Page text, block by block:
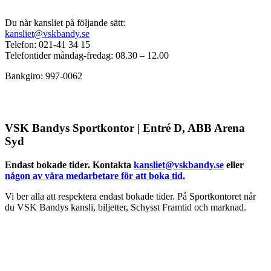
Du når kansliet på följande sätt:
kansliet@vskbandy.se
Telefon: 021-41 34 15
Telefontider måndag-fredag: 08.30 – 12.00
Bankgiro: 997-0062
VSK Bandys Sportkontor | Entré D, ABB Arena
Syd
Endast bokade tider. Kontakta kansliet@vskbandy.se eller
någon av våra medarbetare för att boka tid.
Vi ber alla att respektera endast bokade tider. På Sportkontoret når
du VSK Bandys kansli, biljetter, Schysst Framtid och marknad.